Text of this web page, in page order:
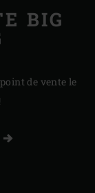
BIG
de vente le